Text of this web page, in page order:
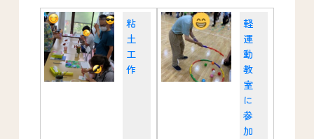
粘
土
工
作
軽
運
動
教
室
に
参
加